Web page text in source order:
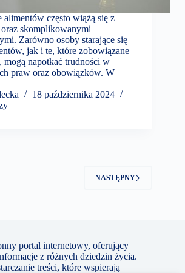
alimentów często wiążą się z
skomplikowanymi
Zarówno osoby starające się
jak i te, które zobowiązane
mogą napotkać trudności w
praw oraz obowiązków. W
18 października 2024
NASTĘPNY
portal internetowy, oferujący
z różnych dziedzin życia.
treści, które wspierają